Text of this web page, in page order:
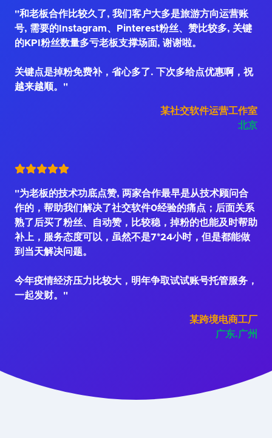
"和老板合作比较久了, 我们客户大多是旅游方向运营账
号, 需要的Instagram、Pinterest粉丝、赞比较多, 关键
的KPI粉丝数量多亏老板支撑场面, 谢谢啦。
关键点是掉粉免费补，省心多了. 下次多给点优惠啊，祝
越来越顺。"
某社交软件运营工作室
北京
"为老板的技术功底点赞, 两家合作最早是从技术顾问合
作的，帮助我们解决了社交软件0经验的痛点；后面关系
熟了后买了粉丝、自动赞，比较稳，掉粉的也能及时帮助
补上，服务态度可以，虽然不是7*24小时，但是都能做
到当天解决问题。
今年疫情经济压力比较大，明年争取试试账号托管服务，
一起发财。"
某跨境电商工厂
广东.广州